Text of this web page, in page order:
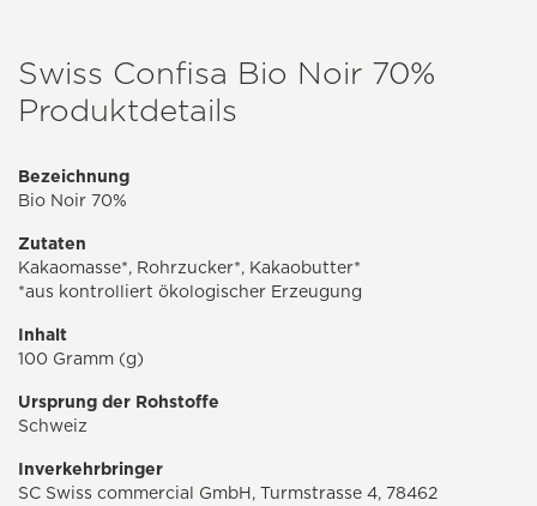
Swiss Confisa Bio Noir 70%
Produktdetails
Bezeichnung
Bio Noir 70%
Zutaten
Kakaomasse*, Rohrzucker*, Kakaobutter*
*aus kontrolliert ökologischer Erzeugung
Inhalt
100 Gramm (g)
Ursprung der Rohstoffe
Schweiz
Inverkehrbringer
SC Swiss commercial GmbH, Turmstrasse 4, 78462